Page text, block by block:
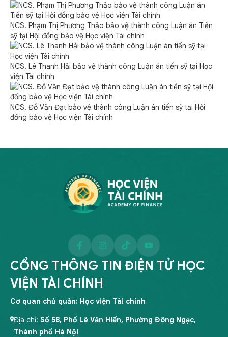
NCS. Phạm Thị Phương Thảo bảo vệ thành công Luận án Tiến
sỹ tại Hội đồng bảo vệ Học viện Tài chính
NCS. Lê Thanh Hải bảo vệ thành công Luận án tiến sỹ tại Học
viện Tài chính
NCS. Đỗ Văn Đạt bảo vệ thành công Luận án tiến sỹ tại Hội
đồng bảo vệ Học viện Tài chính
CỔNG THÔNG TIN ĐIỆN TỬ HỌC
VIỆN TÀI CHÍNH
Cơ quan chủ quản: Học viện Tài chính
Địa chỉ: Số 58, Phố Lê Văn Hiến, Phường Đông Ngạc,
Thành phố Hà Nội